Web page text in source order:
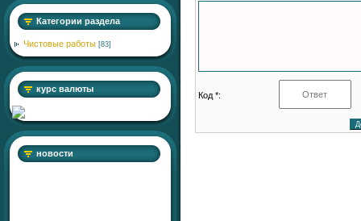
Категории раздела
Чистовые работы [83]
курс валюты
новости
Код *: